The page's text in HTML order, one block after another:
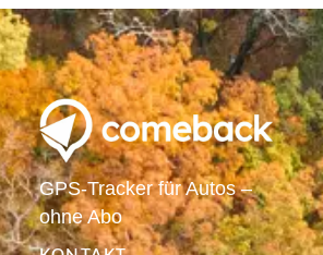
GPS-Tracker für Autos –
ohne Abo